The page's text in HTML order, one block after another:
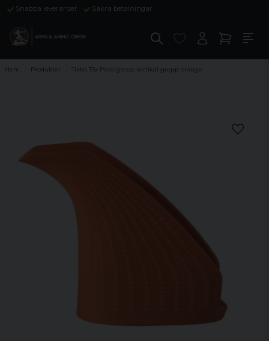
Snabba leveranser Säkra betalningar
Hem Produkter Tikka T3x Pistolgrepp vertikal grepp orange